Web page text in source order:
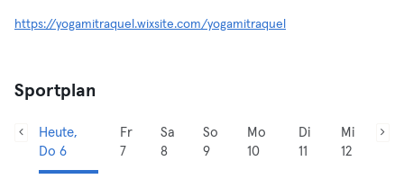
https://yogamitraquel.wixsite.com/yogamitraquel
Sportplan
Heute,
Do 6
Fr
7
Sa
8
So
9
Mo
10
Di
11
Mi
12